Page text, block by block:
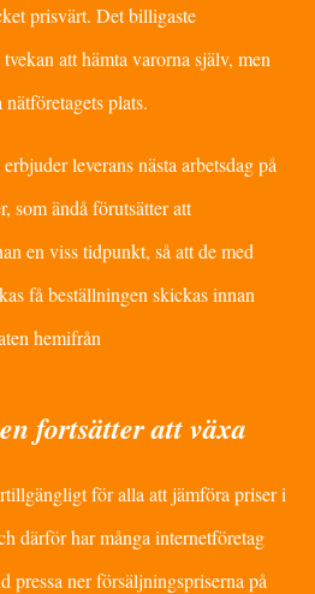
prisvärt. Det billigaste
att hämta varorna själv, men
plats.
leverans nästa arbetsdag på
som ändå förutsätter att
en viss tidpunkt, så att de med
få beställningen skickas innan
hemifrån
fortsätter att växa
för alla att jämföra priser i
därför har många internetföretag
pressa ner försäljningspriserna på